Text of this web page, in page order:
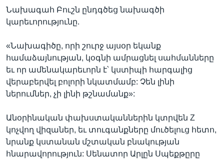
Նախագահ Բուշն ընդգծեց նախագծի
կարեւորությունը.
«Նախագիծը, որի շուրջ այսօր եկանք
համաձայնության, կօգնի ամրացնել սահմանները
եւ որ ամենակարեւորն է՝ կստիպի հարգալից
վերաբերվել բոլորի նկատմամբ: Չեն լինի
ներումներ, չի լինի թշնամանք»:
Անօրինական փախստականներին կտրվեն Z
կոչվող վիզաներ, եւ տուգանքները մուծելուց հետո,
նրանք կստանան մշտական բնակության
հնարավորություն: Սենատոր Արլըն Սպեքթըրը